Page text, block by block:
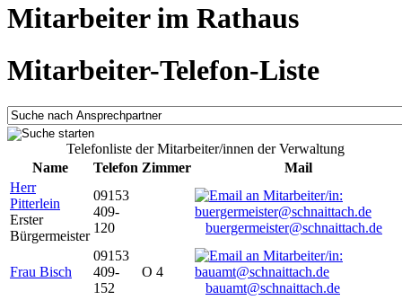
Mitarbeiter im Rathaus
Mitarbeiter-Telefon-Liste
Telefonliste der Mitarbeiter/innen der Verwaltung
Name
Telefon Zimmer
Mail
Herr
Pitterlein
Erster
Bürgermeister
09153
409-
120
buergermeister@schnaittach.de
Frau Bisch
09153
409-
152
O 4
bauamt@schnaittach.de